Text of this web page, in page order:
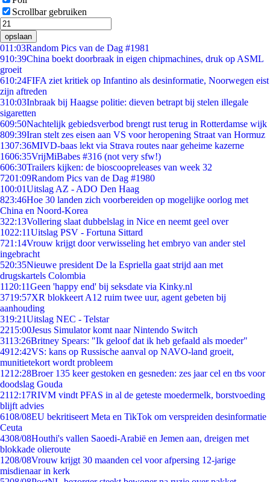
Scrollbar gebruiken
opslaan
011:03Random Pics van de Dag #1981
910:39China boekt doorbraak in eigen chipmachines, druk op ASML
groeit
610:24FIFA ziet kritiek op Infantino als desinformatie, Noorwegen eist
zijn aftreden
310:03Inbraak bij Haagse politie: dieven betrapt bij stelen illegale
sigaretten
609:50Nachtelijk gebiedsverbod brengt rust terug in Rotterdamse wijk
809:39Iran stelt zes eisen aan VS voor heropening Straat van Hormuz
1307:36MIVD-baas lekt via Strava routes naar geheime kazerne
1606:35VrijMiBabes #316 (not very sfw!)
606:30Trailers kijken: de bioscoopreleases van week 32
7201:09Random Pics van de Dag #1980
100:01Uitslag AZ - ADO Den Haag
823:46Hoe 30 landen zich voorbereiden op mogelijke oorlog met
China en Noord-Korea
322:13Vollering slaat dubbelslag in Nice en neemt geel over
1022:11Uitslag PSV - Fortuna Sittard
721:14Vrouw krijgt door verwisseling het embryo van ander stel
ingebracht
520:35Nieuwe president De la Espriella gaat strijd aan met
drugskartels Colombia
11 20:11Geen 'happy end' bij seksdate via Kinky.nl
3719:57XR blokkeert A12 ruim twee uur, agent gebeten bij
aanhouding
319:21Uitslag NEC - Telstar
2215:00Jesus Simulator komt naar Nintendo Switch
3113:26Britney Spears: "Ik geloof dat ik heb gefaald als moeder"
4912:42VS: kans op Russische aanval op NAVO-land groeit,
munitietekort wordt probleem
1212:28Broer 135 keer gestoken en gesneden: zes jaar cel en tbs voor
doodslag Gouda
2112:17RIVM vindt PFAS in al de geteste moedermelk, borstvoeding
blijft advies
6108/08EU bekritiseert Meta en TikTok om verspreiden desinformatie
Ceuta
4308/08Houthi's vallen Saoedi-Arabië en Jemen aan, dreigen met
blokkade olieroute
1208/08Vrouw krijgt 30 maanden cel voor afpersing 12-jarige
misdienaar in kerk